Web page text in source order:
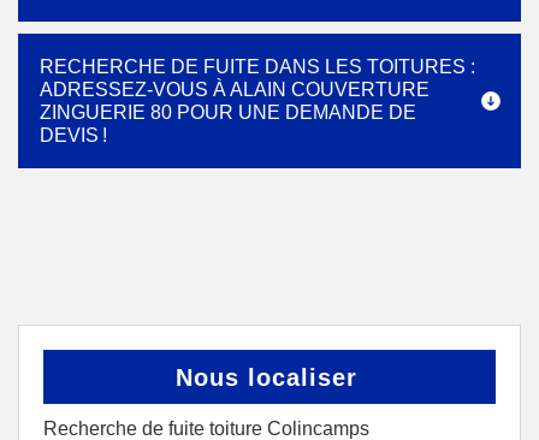
RECHERCHE DE FUITE DANS LES TOITURES :
ADRESSEZ-VOUS À ALAIN COUVERTURE
ZINGUERIE 80 POUR UNE DEMANDE DE
DEVIS !
Nous localiser
Recherche de fuite toiture Colincamps